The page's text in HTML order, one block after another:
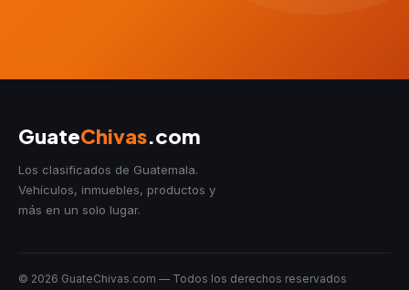
GuateChivas.com
Los clasificados de Guatemala.
Vehículos, inmuebles, productos y
más en un solo lugar.
© 2026 GuateChivas.com — Todos los derechos reservados